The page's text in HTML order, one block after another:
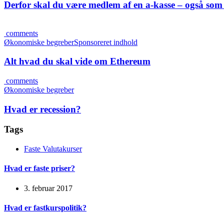
Derfor skal du være medlem af en a-kasse – også
comments
Økonomiske begreberSponsoreret indhold
Alt hvad du skal vide om Ethereum
comments
Økonomiske begreber
Hvad er recession?
Tags
Faste Valutakurser
Hvad er faste priser?
3. februar 2017
Hvad er fastkurspolitik?